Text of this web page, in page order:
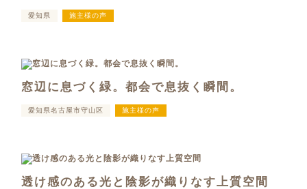
愛知県 施主様の声
窓辺に息づく緑。都会で息抜く瞬間。
愛知県名古屋市守山区 施主様の声
透け感のある光と陰影が織りなす上質空間